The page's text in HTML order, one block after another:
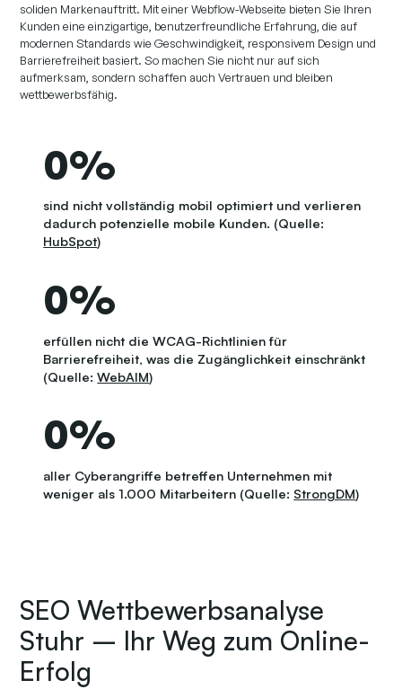
soliden Markenauftritt. Mit einer Webflow-Webseite bieten Sie Ihren
Kunden eine einzigartige, benutzerfreundliche Erfahrung, die auf
modernen Standards wie Geschwindigkeit, responsivem Design und
Barrierefreiheit basiert. So machen Sie nicht nur auf sich
aufmerksam, sondern schaffen auch Vertrauen und bleiben
wettbewerbsfähig.
0%
sind nicht vollständig mobil optimiert und verlieren
dadurch potenzielle mobile Kunden. (Quelle:
HubSpot)
0%
erfüllen nicht die WCAG-Richtlinien für
Barrierefreiheit, was die Zugänglichkeit einschränkt
(Quelle:WebAIM)
0%
aller Cyberangriffe betreffen Unternehmen mit
weniger als 1.000 Mitarbeitern (Quelle: StrongDM)
SEO Wettbewerbsanalyse
Stuhr – Ihr Weg zum Online-
Erfolg